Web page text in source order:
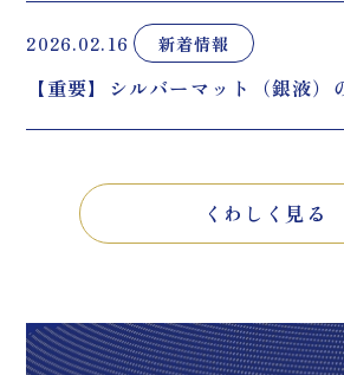
2026.02.16 新着情報
【重要】シルバーマット（銀液）
くわしく見る